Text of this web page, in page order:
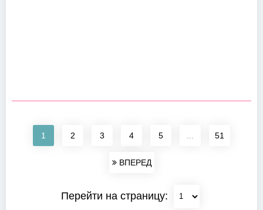
1 2 3 4 5 51
ВПЕРЕД
Перейти на страницу: